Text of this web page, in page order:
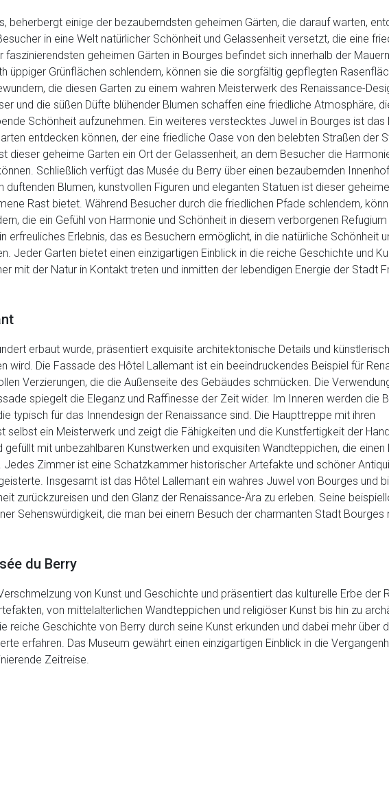
beherbergt einige der bezauberndsten geheimen Gärten, die darauf warten,
in eine Welt natürlicher Schönheit und Gelassenheit versetzt, die eine
geheimen Gärten in Bourges befindet sich innerhalb der
üppiger Grünflächen schlendern, können sie die sorgfältig gepflegten
die diesen Garten zu einem wahren Meisterwerk des Renaissance-
und die süßen Düfte blühender Blumen schaffen eine friedliche Atmosphäre,
Schönheit aufzunehmen. Ein weiteres verstecktes Juwel in Bourges ist das
entdecken können, der eine friedliche Oase von den belebten Straßen der
dieser geheime Garten ein Ort der Gelassenheit, an dem Besucher die
Schließlich verfügt das Musée du Berry über einen bezaubernden
Blumen, kunstvollen Figuren und eleganten Statuen ist dieser
Rast bietet. Während Besucher durch die friedlichen Pfade schlendern,
die ein Gefühl von Harmonie und Schönheit in diesem verborgenen
erfreuliches Erlebnis, das es Besuchern ermöglicht, in die natürliche Schönheit
Jeder Garten bietet einen einzigartigen Einblick in die reiche Geschichte und
mit der Natur in Kontakt treten und inmitten der lebendigen Energie der Stadt
erbaut wurde, präsentiert exquisite architektonische Details und
wird. Die Fassade des Hôtel Lallemant ist ein beeindruckendes Beispiel für
Verzierungen, die die Außenseite des Gebäudes schmücken. Die
spiegelt die Eleganz und Raffinesse der Zeit wider. Im Inneren werden die
typisch für das Innendesign der Renaissance sind. Die Haupttreppe mit ihren
selbst ein Meisterwerk und zeigt die Fähigkeiten und die Kunstfertigkeit der
mit unbezahlbaren Kunstwerken und exquisiten Wandteppichen, die einen
Zimmer ist eine Schatzkammer historischer Artefakte und schöner
Insgesamt ist das Hôtel Lallemant ein wahres Juwel von Bourges und
zurückzureisen und den Glanz der Renaissance-Ära zu erleben. Seine
Sehenswürdigkeit, die man bei einem Besuch der charmanten Stadt Bourges
du Berry
von Kunst und Geschichte und präsentiert das kulturelle Erbe der
von mittelalterlichen Wandteppichen und religiöser Kunst bis hin zu
reiche Geschichte von Berry durch seine Kunst erkunden und dabei mehr über
erfahren. Das Museum gewährt einen einzigartigen Einblick in die
Zeitreise.